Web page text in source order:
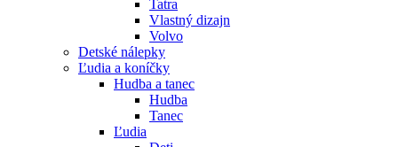
Tatra
Vlastný dizajn
Volvo
Detské nálepky
Ľudia a koníčky
Hudba a tanec
Hudba
Tanec
Ľudia